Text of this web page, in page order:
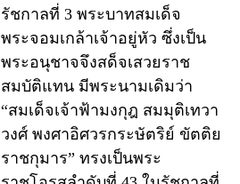
รัชกาลที่ 3 พระบาทสมเด็จ
พระจอมเกล้าเจ้าอยู่หัว ซึ่งเป็น
พระอนุชาจจึงสด็จเสวยราช
สมบัติแทน มีพระนามเดิมว่า
“สมเด็จเจ้าฟ้ามงกุฎ สมมุติเทวา
วงศ์ พงศาอิศวรกระษัตริย์ ขัตติย
ราชกุมาร” ทรงเป็นพระ